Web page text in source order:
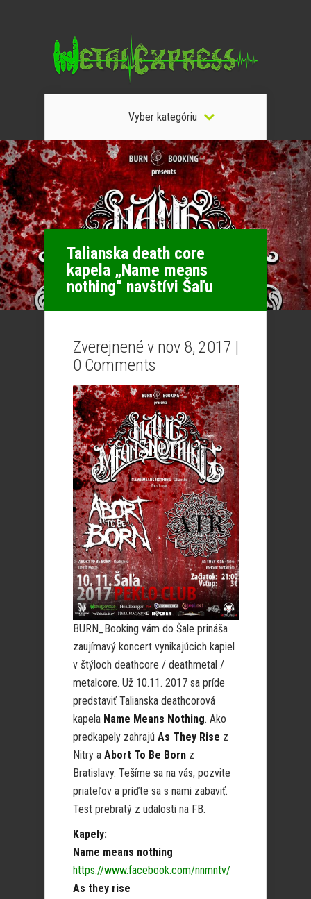
Vyber kategóriu
Talianska death core
kapela „Name means
nothing“ navštívi Šaľu
Zverejnené v nov 8, 2017 |
0 Comments
BURN_Booking vám do Šale prináša
zaujímavý koncert vynikajúcich kapiel
v štýloch deathcore / deathmetal /
metalcore. Už 10.11. 2017 sa príde
predstaviť Talianska deathcorová
kapela Name Means Nothing. Ako
predkapely zahrajú As They Rise z
Nitry a Abort To Be Born z
Bratislavy. Tešíme sa na vás, pozvite
priateľov a príďte sa s nami zabaviť.
Test prebratý z udalosti na FB.
Kapely:
Name means nothing
https://www.facebook.com/nnmntv/
As they rise